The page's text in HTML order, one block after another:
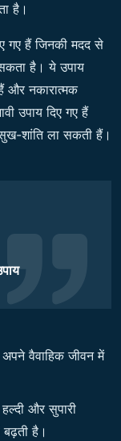
है।
गए हैं जिनकी मदद से
है। ये उपाय
और नकारात्मक
उपाय दिए गए हैं
शांति ला सकती हैं।
वैवाहिक जीवन में
और सुपारी
है।